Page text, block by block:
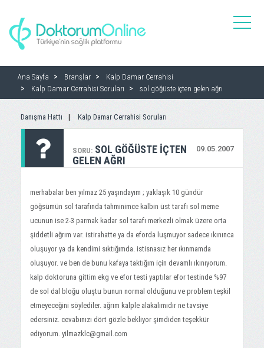
toggle
Ana Sayfa Branşlar
Kalp Damar Cerrahisi
Kalp Damar Cerrahisi Soruları
sol göğüste içten gelen ağrı
Danışma Hattı Kalp Damar Cerrahisi Soruları
SORU: 09.05.2007
SOL GÖĞÜSTE IÇTEN
GELEN AĞRI
merhabalar ben yılmaz 25 yaşındayım ; yaklaşık 10 gündür
göğsümün sol tarafında tahminimce kalbin üst tarafı sol meme
ucunun ise 2-3 parmak kadar sol tarafı merkezli olmak üzere orta
şiddetli ağrım var. istirahatte ya da eforda luşmuyor sadece ıkınınca
oluşuyor ya da kendimi sıktığımda. istisnasız her ıkınmamda
oluşuyor. ve ben de bunu kafaya taktığım için devamlı ıkınıyorum.
kalp doktoruna gittim ekg ve efor testi yaptılar efor testinde %97
de sol dal bloğu oluştu bunun normal olduğunu ve problem teşkil
etmeyeceğini söylediler. ağrım kalple alakalımıdır ne tavsiye
edersiniz. cevabınızı dört gözle bekliyor şimdiden teşekkür
ediyorum. yilmazklc@gmail.com